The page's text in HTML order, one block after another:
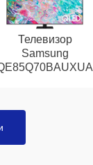
Телевизор
Samsung